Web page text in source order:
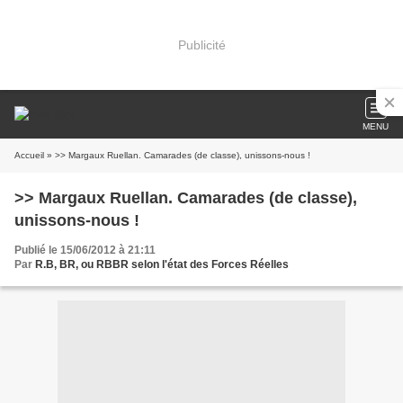
Publicité
MENU
Accueil » >> Margaux Ruellan. Camarades (de classe), unissons-nous !
>> Margaux Ruellan. Camarades (de classe),
unissons-nous !
Publié le 15/06/2012 à 21:11
Par R.B, BR, ou RBBR selon l'état des Forces Réelles